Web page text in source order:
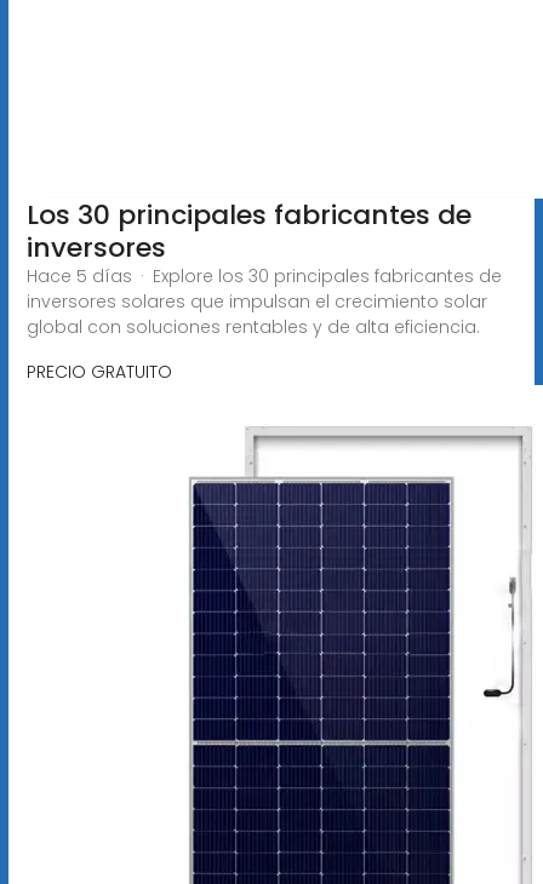
Los 30 principales fabricantes de
inversores
Hace 5 días · Explore los 30 principales fabricantes de
inversores solares que impulsan el crecimiento solar
global con soluciones rentables y de alta eficiencia.
PRECIO GRATUITO